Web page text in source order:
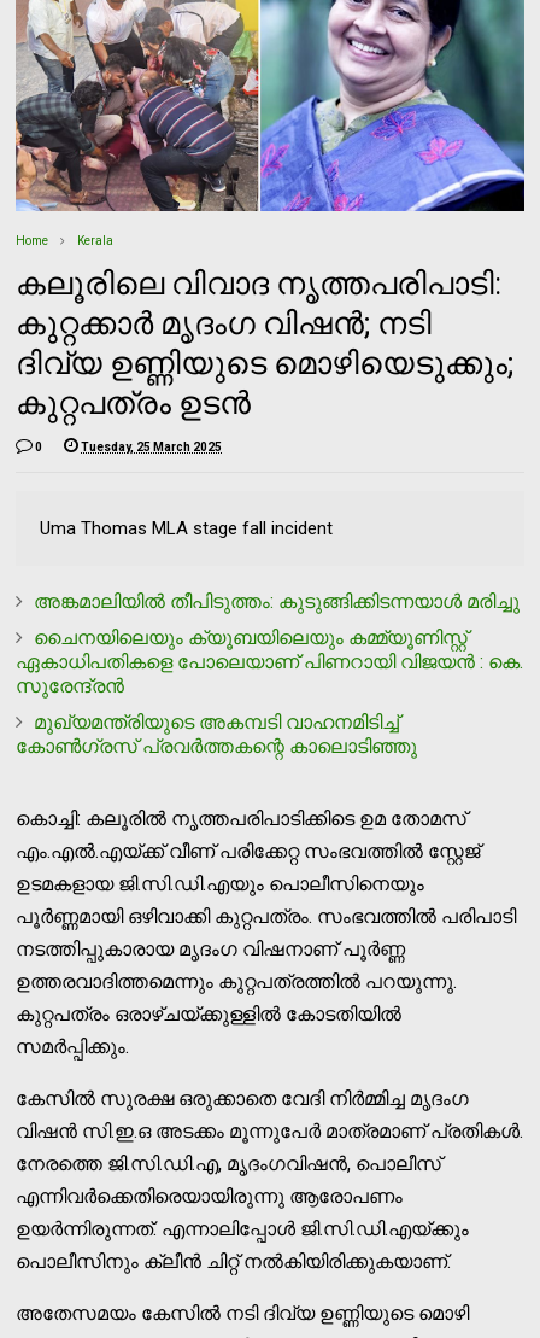
Home Kerala
കലൂരിലെ വിവാദ നൃത്തപരിപാടി:
കുറ്റക്കാര്‍ മൃദംഗ വിഷന്‍; നടി
ദിവ്യ ഉണ്ണിയുടെ മൊഴിയെടുക്കും;
കുറ്റപത്രം ഉടന്‍
0 Tuesday, 25 March 2025
Uma Thomas MLA stage fall incident
അങ്കമാലിയില്‍ തീപിടുത്തം: കുടുങ്ങിക്കിടന്നയാള്‍ മരിച്ചു
ചൈനയിലെയും ക്യൂബയിലെയും കമ്മ്യൂണിസ്റ്റ്
ഏകാധിപതികളെ പോലെയാണ് പിണറായി വിജയന്‍ : കെ.
സുരേന്ദ്രന്‍
മുഖ്യമന്ത്രിയുടെ അകമ്പടി വാഹനമിടിച്ച്
കോണ്‍ഗ്രസ് പ്രവര്‍ത്തകന്റെ കാലൊടിഞ്ഞു
കൊച്ചി: കലൂരില്‍ നൃത്തപരിപാടിക്കിടെ ഉമ തോമസ്
എം.എല്‍.എയ്ക്ക് വീണ് പരിക്കേറ്റ സംഭവത്തില്‍ സ്റ്റേജ്
ഉടമകളായ ജി.സി.ഡി.എയും പൊലീസിനെയും
പൂര്‍ണ്ണമായി ഒഴിവാക്കി കുറ്റപത്രം. സംഭവത്തില്‍ പരിപാടി
നടത്തിപ്പുകാരായ മൃദംഗ വിഷനാണ് പൂര്‍ണ്ണ
ഉത്തരവാദിത്തമെന്നും കുറ്റപത്രത്തില്‍ പറയുന്നു.
കുറ്റപത്രം ഒരാഴ്ചയ്ക്കുള്ളില്‍ കോടതിയില്‍
സമര്‍പ്പിക്കും.
കേസില്‍ സുരക്ഷ ഒരുക്കാതെ വേദി നിര്‍മ്മിച്ച മൃദംഗ
വിഷന്‍ സി.ഇ.ഒ അടക്കം മൂന്നുപേര്‍ മാത്രമാണ് പ്രതികള്‍.
നേരത്തെ ജി.സി.ഡി.എ, മൃദംഗവിഷന്‍, പൊലീസ്
എന്നിവര്‍ക്കെതിരെയായിരുന്നു ആരോപണം
ഉയര്‍ന്നിരുന്നത്. എന്നാലിപ്പോള്‍ ജി.സി.ഡി.എയ്ക്കും
പൊലീസിനും ക്ലീന്‍ ചിറ്റ് നല്‍കിയിരിക്കുകയാണ്.
അതേസമയം കേസില്‍ നടി ദിവ്യ ഉണ്ണിയുടെ മൊഴി